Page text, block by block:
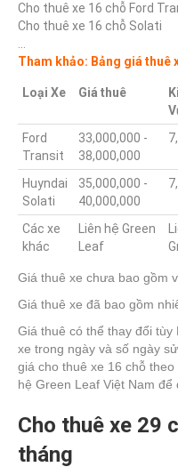
Cho thuê xe 16 chỗ Ford
Cho thuê xe 16 chỗ Solati
Tham khảo: Bảng giá thuê
Loại Xe Giá thuê
Ford
Transit
33,000,000 -
38,000,000
Huyndai
Solati
35,000,000 -
40,000,000
Các xe
khác
Liên hệ Green
Leaf
Giá thuê xe chưa bao gồm
Giá thuê xe đã bao gồm
Giá thuê có thể thay đổi
xe trong ngày và số ngày
giá cho thuê xe 16 chỗ
hệ Green Leaf Việt Nam
Cho thuê xe 29
tháng